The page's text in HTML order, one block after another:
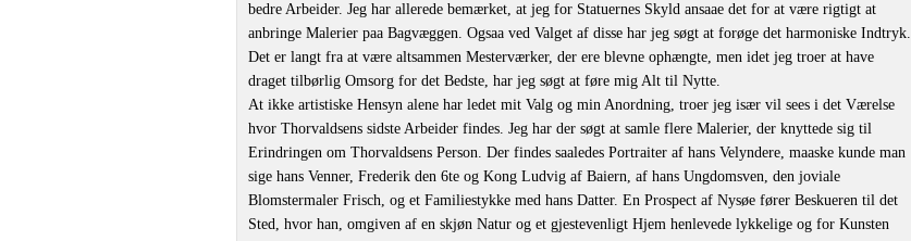
bedre Arbeider. Jeg har allerede bemærket, at jeg for Statuernes Skyld ansaae det for at være rigtigt at
anbringe Malerier paa Bagvæggen. Ogsaa ved Valget af disse har jeg søgt at forøge det harmoniske Indtryk.
Det er langt fra at være altsammen Mesterværker, der ere blevne ophængte, men idet jeg troer at have
draget tilbørlig Omsorg for det Bedste, har jeg søgt at føre mig Alt til Nytte.
At ikke artistiske Hensyn alene har ledet mit Valg og min Anordning, troer jeg især vil sees i det Værelse
hvor Thorvaldsens sidste Arbeider findes. Jeg har der søgt at samle flere Malerier, der knyttede sig til
Erindringen om Thorvaldsens Person. Der findes saaledes Portraiter af hans Velyndere, maaske kunde man
sige hans Venner, Frederik den 6te og Kong Ludvig af Baiern, af hans Ungdomsven, den joviale
Blomstermaler Frisch, og et Familiestykke med hans Datter. En Prospect af Nysøe fører Beskueren til det
Sted, hvor han, omgiven af en skjøn Natur og et gjestevenligt Hjem henlevede lykkelige og for Kunsten